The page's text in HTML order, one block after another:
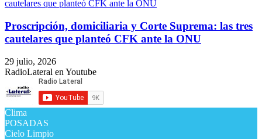
Proscripción, domiciliaria y Corte Suprema: las tres
cautelares que planteó CFK ante la ONU
29 julio, 2026
RadioLateral en Youtube
Clima
POSADAS
Cielo Limpio